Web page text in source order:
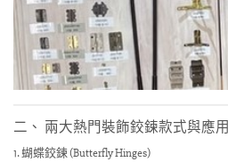
二、 兩大熱門裝飾鉸鍊款式與應用
1. 蝴蝶鉸鍊 (Butterfly Hinges)